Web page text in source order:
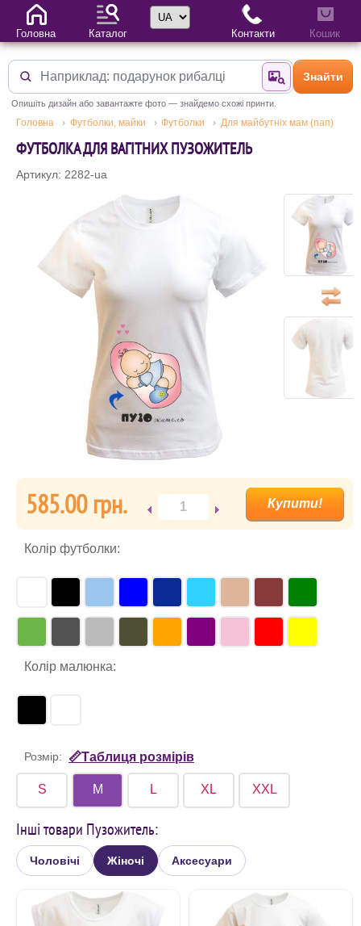
Знайти за
Знайти
Опишіть дизайн або завантажте фото — знайдемо схожі принти.
Головна Футболки, майки Футболки Для майбутніх мам (пап)
ФУТБОЛКА ДЛЯ ВАГІТНИХ ПУЗОЖИТЕЛЬ
Артикул: 2282-ua
585.00 гpн.
Колір футболки:
Колір малюнка:
Розмір: 📏Таблиця розмірів
S M L XL XXL
Інші товари Пузожитель:
Чоловічі Жіночі Аксесуари
Головна Каталог
Вибір мови
Контакти Кошик